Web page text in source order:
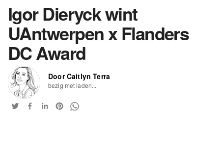
Igor Dieryck wint
UAntwerpen x Flanders
DC Award
Door Caitlyn Terra
bezig met laden...